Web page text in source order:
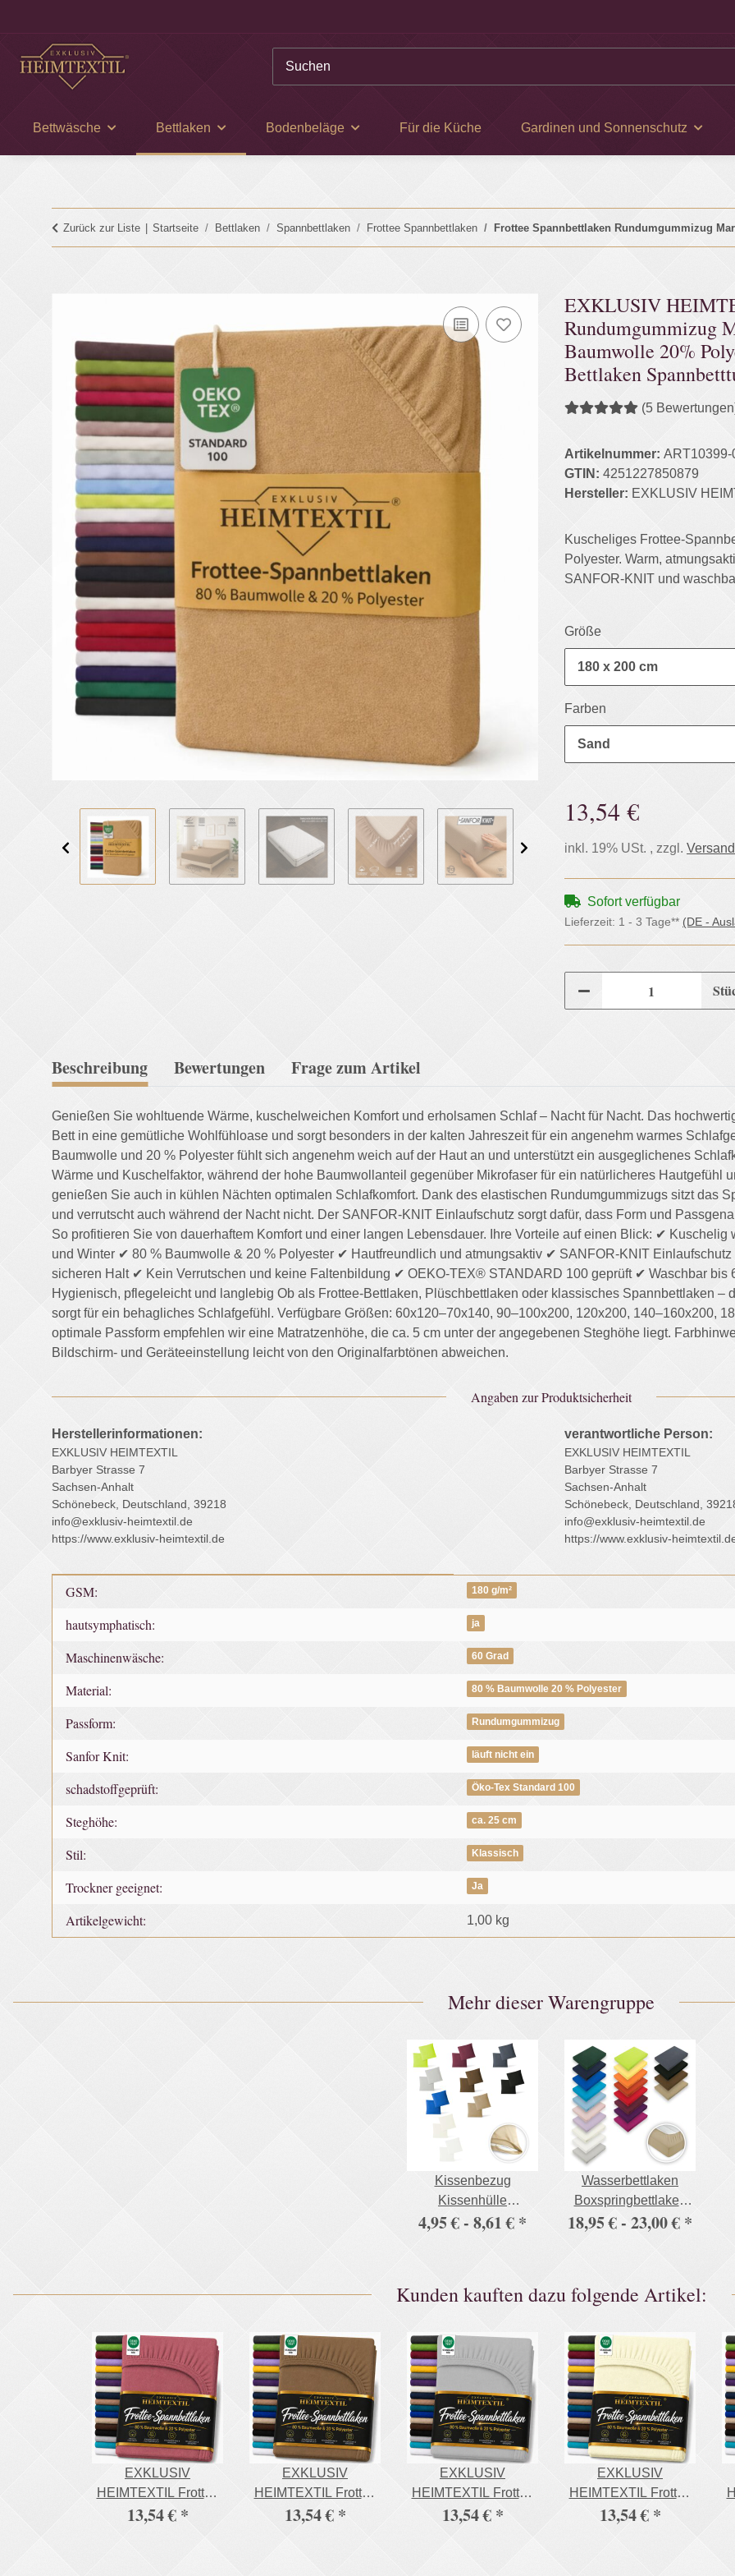
Bettwäsche Bettlaken Bodenbeläge Für die Küche Gardinen und Sonnenschutz
Zurück zur Liste Startseite Bettlaken Spannbettlaken Frottee Spannbettlaken Frottee Spannbettlaken Rundumgummizug
EXKLUSIV
Rundumgummizug
Baumwolle 20%
Bettlaken
(5
Artikelnummer: ART10399-
GTIN: 4251227850879
Hersteller: EXKLUSIV
Kuscheliges Frottee-
Polyester. Warm,
SANFOR-KNIT und
Größe
180 x 200 cm
Farben
Sand
13,54 €
inkl. 19% USt. , zzgl. Versand
Sofort verfügbar
Lieferzeit: 1 - 3 Tage** (DE -
Beschreibung Bewertungen Frage zum Artikel
Genießen Sie wohltuende Wärme, kuschelweichen Komfort und erholsamen Schlaf – Nacht für Nacht. Das
Bett in eine gemütliche Wohlfühloase und sorgt besonders in der kalten Jahreszeit für ein angenehm warmes
Baumwolle und 20 % Polyester fühlt sich angenehm weich auf der Haut an und unterstützt ein ausgeglichenes
Wärme und Kuschelfaktor, während der hohe Baumwollanteil gegenüber Mikrofaser für ein natürlicheres Hautgefühl
genießen Sie auch in kühlen Nächten optimalen Schlafkomfort. Dank des elastischen Rundumgummizugs sitzt das
und verrutscht auch während der Nacht nicht. Der SANFOR-KNIT Einlaufschutz sorgt dafür, dass Form und
So profitieren Sie von dauerhaftem Komfort und einer langen Lebensdauer. Ihre Vorteile auf einen Blick: ✔
und Winter ✔ 80 % Baumwolle & 20 % Polyester ✔ Hautfreundlich und atmungsaktiv ✔ SANFOR-KNIT
sicheren Halt ✔ Kein Verrutschen und keine Faltenbildung ✔ OEKO-TEX® STANDARD 100 geprüft ✔ Waschbar
Hygienisch, pflegeleicht und langlebig Ob als Frottee-Bettlaken, Plüschbettlaken oder klassisches Spannbettlaken –
sorgt für ein behagliches Schlafgefühl. Verfügbare Größen: 60x120–70x140, 90–100x200, 120x200, 140–160x200,
optimale Passform empfehlen wir eine Matratzenhöhe, die ca. 5 cm unter der angegebenen Steghöhe liegt.
Bildschirm- und Geräteeinstellung leicht von den Originalfarbtönen abweichen.
Angaben zur Produktsicherheit
Herstellerinformationen:
EXKLUSIV HEIMTEXTIL
Barbyer Strasse 7
Sachsen-Anhalt
Schönebeck, Deutschland, 39218
info@exklusiv-heimtextil.de
https://www.exklusiv-heimtextil.de
verantwortliche Person:
EXKLUSIV HEIMTEXTIL
Barbyer Strasse 7
Sachsen-Anhalt
Schönebeck, Deutschland,
info@exklusiv-heimtextil.de
https://www.exklusiv-
Produkteigenschaft
Wert
GSM: 180 g/m²
hautsymphatisch: ja
Maschinenwäsche: 60 Grad
Material: 80 % Baumwolle 20 % Polyester
Passform: Rundumgummizug
Sanfor Knit: läuft nicht ein
schadstoffgeprüft: Öko-Tex Standard 100
Steghöhe: ca. 25 cm
Stil: Klassisch
Trockner geeignet: Ja
Artikelgewicht: 1,00 kg
Mehr dieser Warengruppe
Kissenbezug
Kissenhülle
Doppelpack mit
4,95 € - 8,61 € *
Wasserbettlaken
Boxspringbettlaken
Spannbettlaken 195
18,95 € - 23,00 € *
Kunden kauften dazu folgende Artikel:
EXKLUSIV
HEIMTEXTIL Frottee
Spannbettlaken
13,54 € *
EXKLUSIV
HEIMTEXTIL Frottee
Spannbettlaken
13,54 € *
EXKLUSIV
HEIMTEXTIL Frottee
Spannbettlaken
13,54 € *
EXKLUSIV
HEIMTEXTIL Frottee
Spannbettlaken
13,54 € *